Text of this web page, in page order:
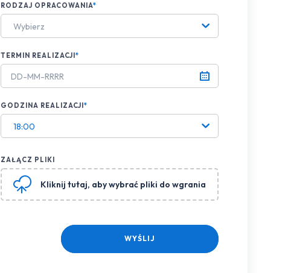
RODZAJ OPRACOWANIA*
Wybierz
TERMIN REALIZACJI *
GODZINA REALIZACJI *
18:00
ZAŁĄCZ PLIKI
Kliknij tutaj, aby wybrać pliki do wgrania
WYŚLIJ